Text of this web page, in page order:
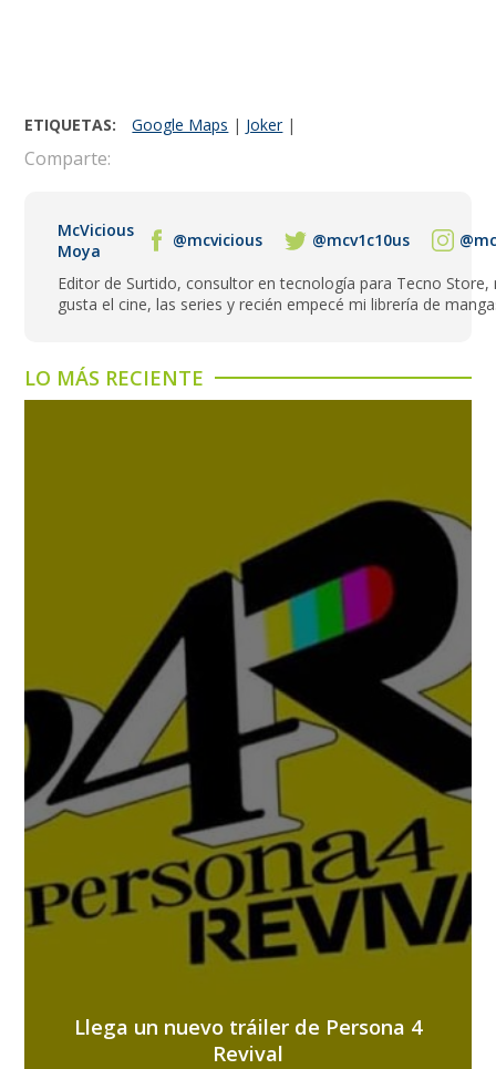
ETIQUETAS: Google Maps | Joker|
Comparte:
McVicious
Moya
@mcvicious @mcv1c10us
Editor de Surtido, consultor en tecnología para Tecno Store,
gusta el cine, las series y recién empecé mi librería de
LO MÁS RECIENTE
Llega un nuevo tráiler de Persona 4
Revival